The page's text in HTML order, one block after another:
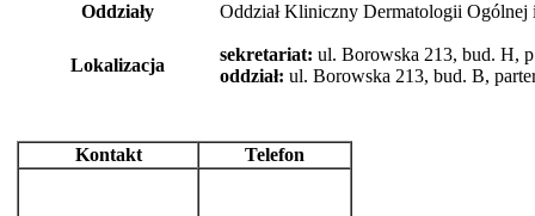
Oddziały Oddział Kliniczny Dermatologii Ogólnej
Lokalizacja
sekretariat: ul. Borowska 213, bud. H,
oddział: ul. Borowska 213, bud. B,
Kontakt Telefon